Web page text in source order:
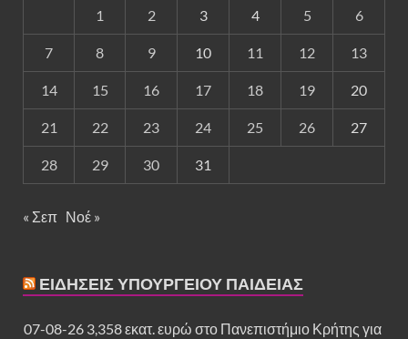
1 2 3 4 5 6
7 8 9 10 11 12 13
14 15 16 17 18 19 20
21 22 23 24 25 26 27
28 29 30 31
« Σεπ Νοέ »
ΕΙΔΉΣΕΙΣ ΥΠΟΥΡΓΕΊΟΥ ΠΑΙΔΕΊΑΣ
07-08-26 3,358 εκατ. ευρώ στο Πανεπιστήμιο Κρήτης για